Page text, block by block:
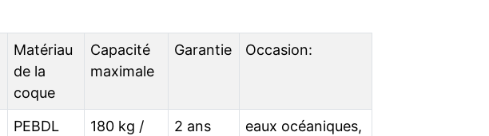
Matériau
de la
coque
Capacité
maximale
Garantie Occasion:
PEBDL
180 kg /
2 ans
eaux océaniques,